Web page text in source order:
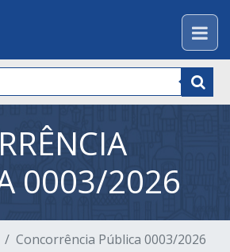
0003/2026
Concorrência Pública 0003/2026